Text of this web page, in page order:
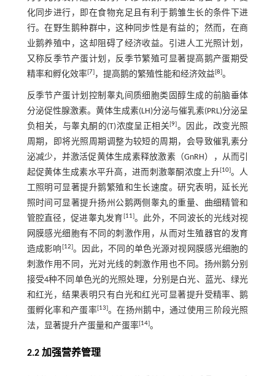
化同步进行，即在食物充足且有利于鹅雏生长的条件下进
行。在野生鹅种群中，这种同步性是有益的；然而，在商
业鹅养殖中，这却阻碍了经济收益。引进人工光照计划，
又称反季节产蛋计划，反季节繁殖可显著提高鹅产蛋期受
精率和孵化效率[7]，提高鹅的繁殖性能和经济效益[8]。
反季节产蛋计划控制睾丸间质细胞类固醇生成的前脑垂体
分泌促性腺激素。黄体生成素(LH)分泌与催乳素(PRL)分泌呈
负相关，与睾丸酮的(T)浓度呈正相关[9]。因此，改变光照
周期，即将光照周期调整为较短的周期，会导致催乳素分
泌减少，并激活促黄体生成素释放激素（GnRH），从而引
起促黄体生成素水平升高，进而刺激睾酮浓度上升[10]。人
工照明可显著提升鹅繁殖和生长速度。研究表明，延长光
照时间可显著提升扬州公鹅两侧睾丸的重量、曲细精管和
管腔直径，促进睾丸发育 [11]。此外，不同波长的光线对视
网膜感光细胞有不同的刺激作用，从而对生殖器官的发育
造成影响 [12]。因此，不同的单色光源对视网膜感光细胞的
刺激作用不同，光对光线的刺激作用也不同。扬州鹅分别
接受4种不同单色光的光照处理，分别是白光、蓝光、绿光
和红光，结果表明只有白光和红光可显著提升受精率、鹅
蛋孵化率和产蛋率[13]。在扬州鹅中，通过使用三阶段光照
法，显著提升产蛋量和产蛋率[14]。
2.2 加强营养管理